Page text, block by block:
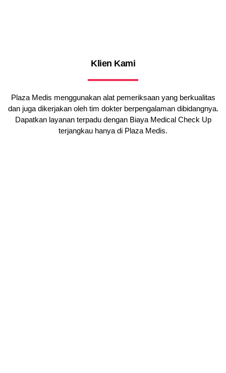
Klien Kami
Plaza Medis menggunakan alat pemeriksaan yang berkualitas
dan juga dikerjakan oleh tim dokter berpengalaman dibidangnya.
Dapatkan layanan terpadu dengan Biaya Medical Check Up
terjangkau hanya di Plaza Medis.